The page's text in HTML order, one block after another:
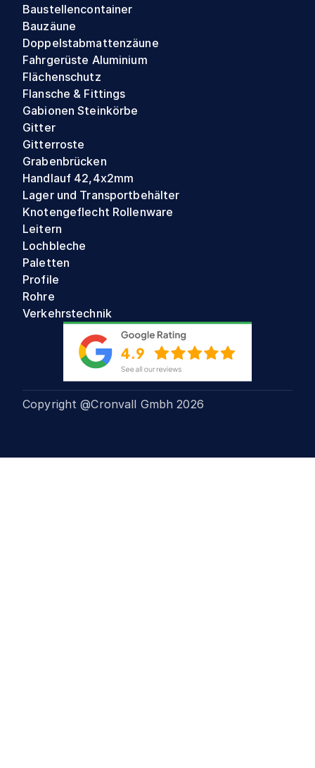
Baustellencontainer
Bauzäune
Doppelstabmattenzäune
Fahrgerüste Aluminium
Flächenschutz
Flansche & Fittings
Gabionen Steinkörbe
Gitter
Gitterroste
Grabenbrücken
Handlauf 42,4x2mm
Lager und Transportbehälter
Knotengeflecht Rollenware
Leitern
Lochbleche
Paletten
Profile
Rohre
Verkehrstechnik
Copyright @Cronvall Gmbh 2026